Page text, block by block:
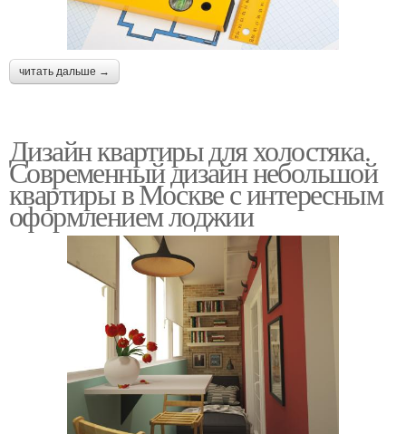
читать дальше →
Дизайн квартиры для холостяка.
Современный дизайн небольшой
квартиры в Москве с интересным
оформлением лоджии